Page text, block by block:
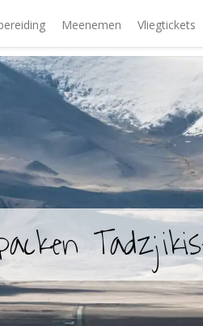
Meenemen Vliegtickets